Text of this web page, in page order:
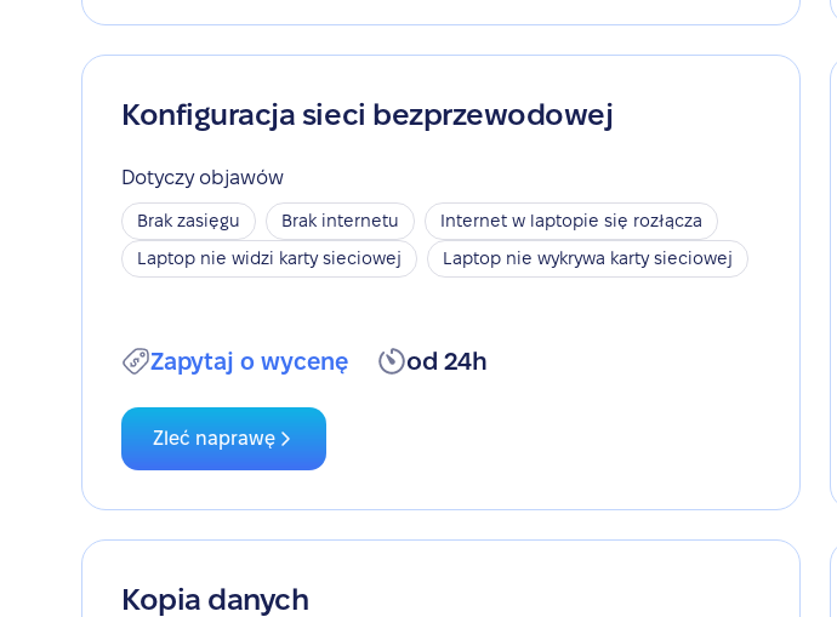
Konfiguracja sieci bezprzewodowej
Dotyczy objawów
Brak zasięgu Brak internetu
Internet w laptopie się rozłącza
Laptop nie widzi karty sieciowej
Laptop nie wykrywa karty sieciowej
Zapytaj o wycenę od 24h
Zleć naprawę
Kopia danych